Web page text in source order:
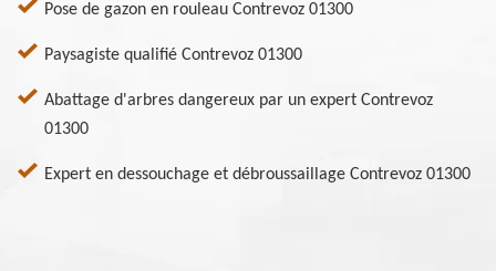
Pose de gazon en rouleau Contrevoz 01300
Paysagiste qualifié Contrevoz 01300
Abattage d'arbres dangereux par un expert Contrevoz
01300
Expert en dessouchage et débroussaillage Contrevoz 01300